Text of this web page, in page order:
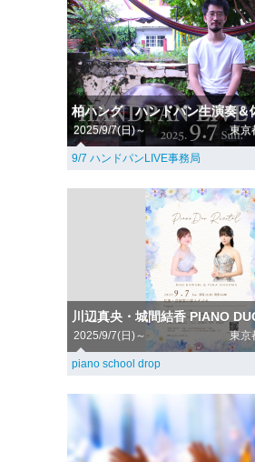
柏ハング ハンドパン生演奏＆
2025/9/7(日)～ 東京
9/7 ハンドパンLIVE事務局
川辺真央・城間結香 PIANO
2025/9/7(日)～ 東京
piano school drop